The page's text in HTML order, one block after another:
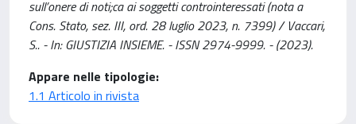
sull’onere di noti;ca ai soggetti controinteressati (nota a
Cons. Stato, sez. III, ord. 28 luglio 2023, n. 7399) / Vaccari,
S.. - In: GIUSTIZIA INSIEME. - ISSN 2974-9999. - (2023).
Appare nelle tipologie:
1.1 Articolo in rivista